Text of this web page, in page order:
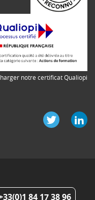
notre certificat Qualiopi
84 17 38 96